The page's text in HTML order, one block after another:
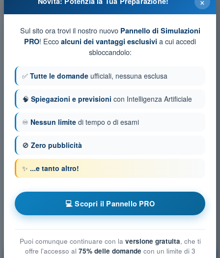
Principi del volo Allenamento!
Sul sito ora trovi il nostro nuovo Pannello di Simulazioni
PRO! Ecco alcuni dei vantaggi esclusivi a cui accedi
sbloccandolo:
✅ Tutte le domande ufficiali, nessuna esclusa
🧠 Spiegazioni e previsioni con Intelligenza Artificiale
♾️ Nessun limite di tempo o di esami
🚫 Zero pubblicità
✨ ...e tanto altro!
💻 Scopri il Pannello PRO
Puoi comunque continuare con la versione gratuita, che ti
offre l'accesso al 75% delle domande con un limite di 3